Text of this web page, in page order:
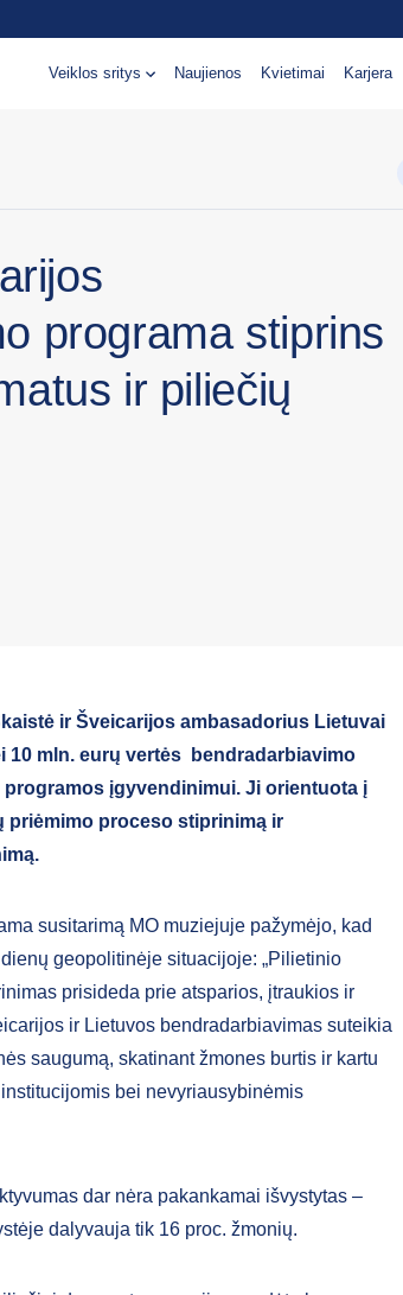
Veiklos sritys Naujienos Kvietimai Karjera
programa stiprins
ir piliečių
ir Šveicarijos ambasadorius Lietuvai
10 mln. eurų vertės bendradarbiavimo
įgyvendinimui. Ji orientuota į
proceso stiprinimą ir
susitarimą MO muziejuje pažymėjo, kad
geopolitinėje situacijoje: „Pilietinio
prisideda prie atsparios, įtraukios ir
ir Lietuvos bendradarbiavimas suteikia
saugumą, skatinant žmones burtis ir kartu
bei nevyriausybinėmis
dar nėra pakankamai išvystytas –
dalyvauja tik 16 proc. žmonių.